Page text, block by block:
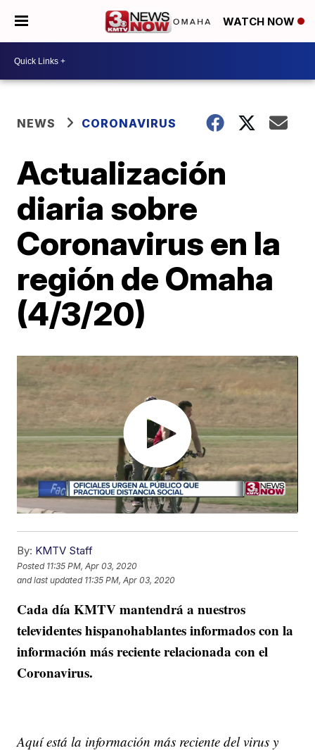
WATCH NOW
NEWS CORONAVIRUS
Actualización
diaria sobre
Coronavirus en la
región de Omaha
(4/3/20)
By: KMTV Staff
Posted 11:35 PM, Apr 03, 2020
and last updated 11:35 PM, Apr 03, 2020
Cada día KMTV mantendrá a nuestros
televidentes hispanohablantes informados con la
información más reciente relacionada con el
Coronavirus.
Aquí está la información más reciente del virus y